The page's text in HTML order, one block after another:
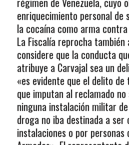
enriquecimiento personal de
la cocaína como arma
La Fiscalía reprocha
considere que la conducta
atribuye a Carvajal sea un
«es evidente que el delito
que imputan al reclamado
ninguna instalación militar
droga no iba destinada a ser
instalaciones o por personas